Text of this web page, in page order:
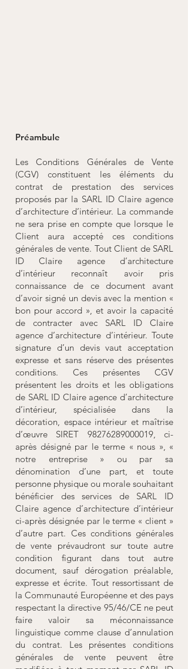
Préambule
Les Conditions Générales de Vente
(CGV) constituent les éléments du
contrat de prestation des services
proposés par la SARL ID Claire agence
d’architecture d’intérieur. La commande
ne sera prise en compte que lorsque le
Client aura accepté ces conditions
générales de vente. Tout Client de SARL
ID Claire agence d’architecture
d’intérieur reconnaît avoir pris
connaissance de ce document avant
d’avoir signé un devis avec la mention «
bon pour accord », et avoir la capacité
de contracter avec SARL ID Claire
agence d’architecture d’intérieur. Toute
signature d’un devis vaut acceptation
expresse et sans réserve des présentes
conditions. Ces présentes CGV
présentent les droits et les obligations
de SARL ID Claire agence d’architecture
d’intérieur, spécialisée dans la
décoration, espace intérieur et maîtrise
d’œuvre SIRET 98276289000019, ci-
après désigné par le terme « nous », «
notre entreprise » ou par sa
dénomination d’une part, et toute
personne physique ou morale souhaitant
bénéficier des services de SARL ID
Claire agence d’architecture d’intérieur
ci-après désignée par le terme « client »
d’autre part. Ces conditions générales
de vente prévaudront sur toute autre
condition figurant dans tout autre
document, sauf dérogation préalable,
expresse et écrite. Tout ressortissant de
la Communauté Européenne et des pays
respectant la directive 95/46/CE ne peut
faire valoir sa méconnaissance
linguistique comme clause d’annulation
du contrat. Les présentes conditions
générales de vente peuvent être